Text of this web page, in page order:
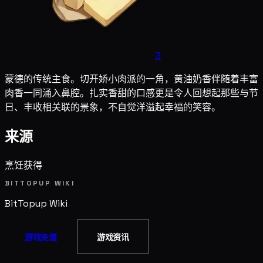
3
蒙德的传统主食。切开娇小肉派的一角，黄油奶香伴随着丰富
肉香一同涌入鼻腔。扎实香甜的口感更是令人回想起那些与节
日、丰收相关联的景象，不自觉洋溢起幸福的笑容。
来源
烹饪获得
BITTOPUP WIKI
BitTopup Wiki
游戏充值 游戏资讯